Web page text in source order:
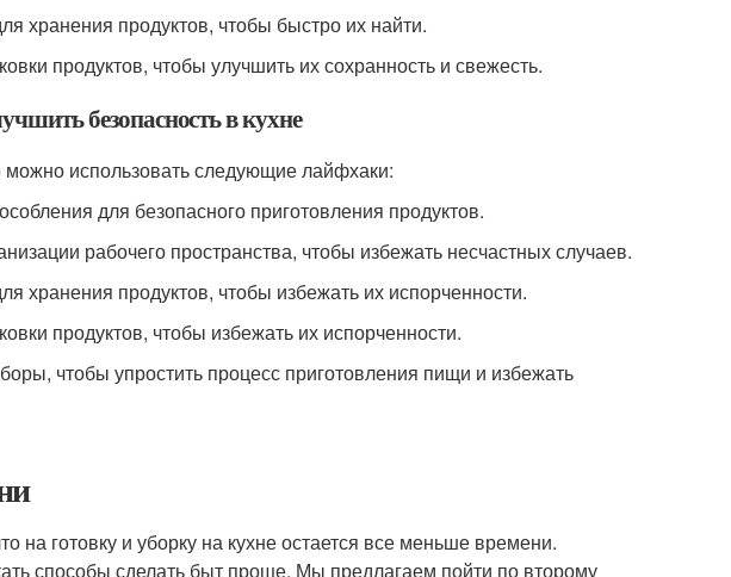
хранения продуктов, чтобы быстро их найти.
продуктов, чтобы улучшить их сохранность и свежесть.
безопасность в кухне
использовать следующие лайфхаки:
для безопасного приготовления продуктов.
рабочего пространства, чтобы избежать несчастных случаев.
хранения продуктов, чтобы избежать их испорченности.
продуктов, чтобы избежать их испорченности.
чтобы упростить процесс приготовления пищи и избежать
на готовку и уборку на кухне остается все меньше времени.
способы сделать быт проще. Мы предлагаем пойти по второму